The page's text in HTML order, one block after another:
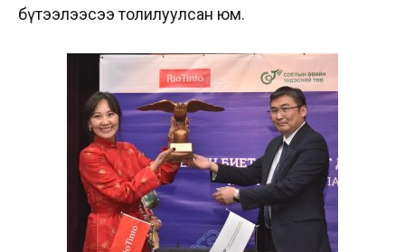
бүтээлээсээ толилуулсан юм.